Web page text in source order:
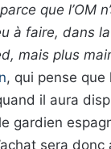
que l’OM
à faire, dans
mais plus
, qui pense que
il aura
gardien
sera